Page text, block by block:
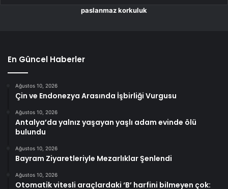
paslanmaz korkuluk
En Güncel Haberler
Ağustos 10, 2026
Çin ve Endonezya Arasında İşbirliği Vurgusu
Ağustos 10, 2026
Antalya’da yalnız yaşayan yaşlı adam evinde ölü
bulundu
Ağustos 10, 2026
Bayram Ziyaretleriyle Mezarlıklar Şenlendi
Ağustos 10, 2026
Otomatik vitesli araçlardaki ‘B’ harfini bilmeyen çok: